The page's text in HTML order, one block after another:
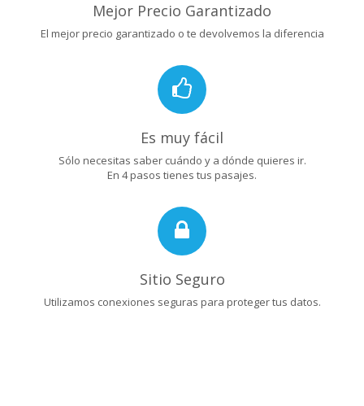
Mejor Precio Garantizado
El mejor precio garantizado o te devolvemos la diferencia
Es muy fácil
Sólo necesitas saber cuándo y a dónde quieres ir.
En 4 pasos tienes tus pasajes.
Sitio Seguro
Utilizamos conexiones seguras para proteger tus datos.